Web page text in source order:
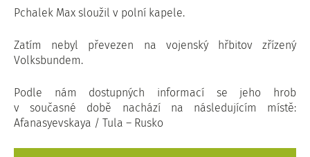
Pchalek Max sloužil v polní kapele.
Zatím nebyl převezen na vojenský hřbitov zřízený
Volksbundem.
Podle nám dostupných informací se jeho hrob
v současné době nachází na následujícím místě:
Afanasyevskaya / Tula – Rusko